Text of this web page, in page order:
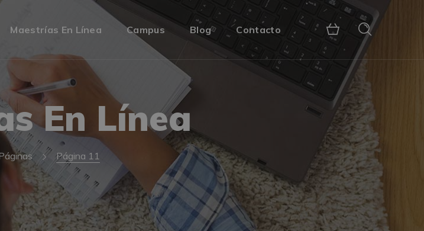
Maestrías En Línea Campus Blog Contacto
En Línea
Página 11